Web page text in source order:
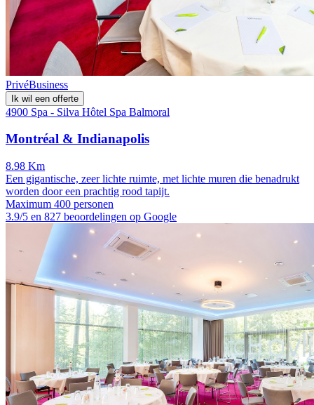
PrivéBusiness
Ik wil een offerte
4900 Spa - Silva Hôtel Spa Balmoral
Montréal & Indianapolis
8.98 Km
Een gigantische, zeer lichte ruimte, met lichte muren die benadrukt
worden door een prachtig rood tapijt.
Maximum 400 personen
3.9/5 en 827 beoordelingen op Google